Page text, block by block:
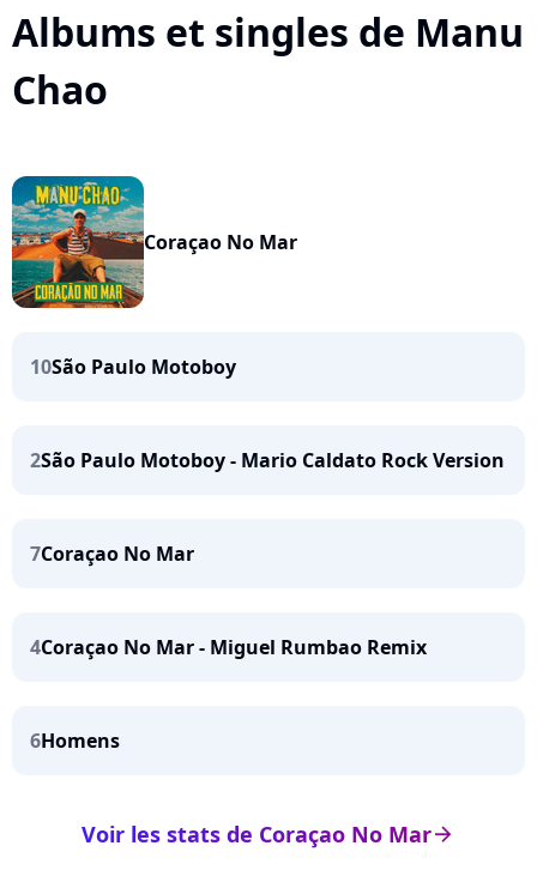
Albums et singles de Manu
Chao
Coraçao No Mar
10São Paulo Motoboy
2São Paulo Motoboy - Mario Caldato Rock Version
7Coraçao No Mar
4Coraçao No Mar - Miguel Rumbao Remix
6Homens
arrow_right
Voir les stats de Coraçao No Mar